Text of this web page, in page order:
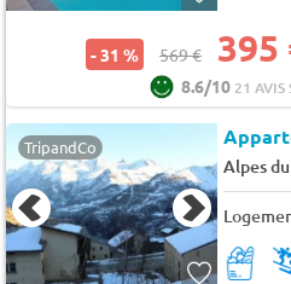
- 31 % 569 € 395
8.6/10 21 AVIS
TripandCo
Alpes